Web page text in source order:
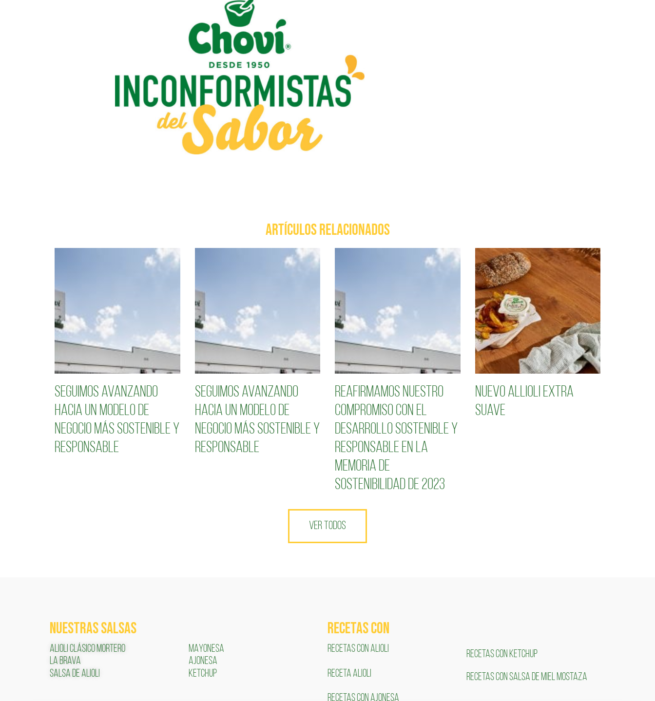
ARTÍCULOS RELACIONADOS
Seguimos avanzando
hacia un modelo de
negocio más sostenible y
responsable
Seguimos avanzando
hacia un modelo de
negocio más sostenible y
responsable
Reafirmamos nuestro
compromiso con el
desarrollo sostenible y
responsable en la
Memoria de
Sostenibilidad de 2023
Nuevo Allioli Extra
Suave
VER TODOS
NUESTRAS SALSAS
ALIOLI CLÁSICO MORTERO
LA BRAVA
SALSA DE ALIOLI
MAYONESA
AJONESA
KETCHUP
RECETAS COn
RECETAS CON ALIOLI
RECETA ALIOLI
RECETAS CON AJONESA
RECETAS CON KETCHUP
RECETAS CON SALSA DE MIEL MOSTAZA